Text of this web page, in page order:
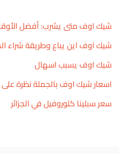
شيك اوف متى يشرب: أفضل
شيك اوف اين يباع وطريقة شراء
شيك اوف يسبب اسهال
اسعار شيك اوف بالجملة نظرة
سعر سبلينا كلوروفيل في الجزائر